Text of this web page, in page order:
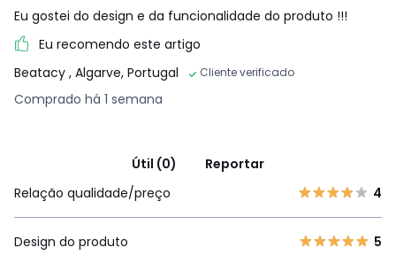
Eu gostei do design e da funcionalidade do produto !!!
Eu recomendo este artigo
Beatacy , Algarve, Portugal Cliente verificado
Comprado há 1 semana
Útil (0)
Reportar
Relação qualidade/preço
4
Design do produto 5